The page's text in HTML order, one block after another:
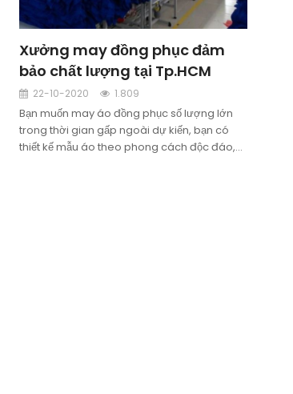
Xưởng may đồng phục đảm
bảo chất lượng tại Tp.HCM
22-10-2020 1.809
Bạn muốn may áo đồng phục số lượng lớn
trong thời gian gấp ngoài dự kiến, bạn có
thiết kế mẫu áo theo phong cách độc đáo,